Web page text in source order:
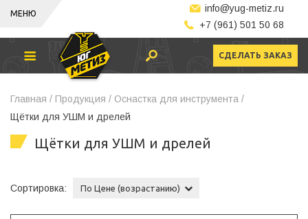
МЕНЮ
info@yug-metiz.ru
+7 (961) 501 50 68
СДЕЛАТЬ ЗАКАЗ
Главная / Продукция / Оснастка для инструмента /
Щётки для УШМ и дрелей
Щётки для УШМ и дрелей
Сортировка: По Цене (возрастанию)